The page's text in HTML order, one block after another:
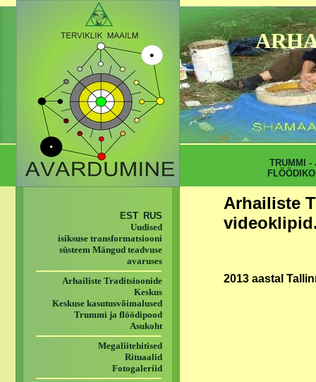
Arhailiste
2013 aastal
EST RUS
Uudised
isiksuse transformatsiooni
süsteem Mängud teadvuse
avaruses
Arhailiste Traditsioonide
Keskus
Keskuse kasutusvõimalused
Trummi ja flöödipood
Asukoht
Megaliitehitised
Rituaalid
Fotogaleriid
TRUMMI -